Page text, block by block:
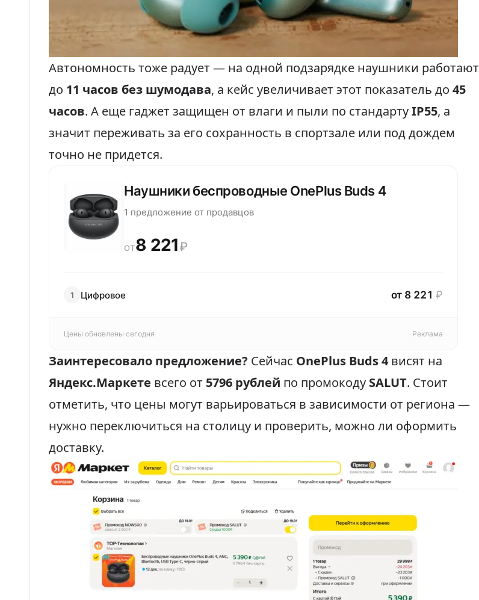
Автономность тоже радует — на одной подзарядке наушники работают
до 11 часов без шумодава, а кейс увеличивает этот показатель до 45
часов. А еще гаджет защищен от влаги и пыли по стандартуIP55, а
значит переживать за его сохранность в спортзале или под дождем
точно не придется.
Наушники беспроводные OnePlus Buds 4
1 предложение от продавцов
ОТ8 221₽
1 Цифровое от 8 221 ₽
Цены обновлены сегодня Реклама
Заинтересовало предложение? Сейчас OnePlus Buds 4 висят на
Яндекс.Маркете всего от 5796 рублей по промокоду SALUT. Стоит
отметить, что цены могут варьироваться в зависимости от региона —
нужно переключиться на столицу и проверить, можно ли оформить
доставку.